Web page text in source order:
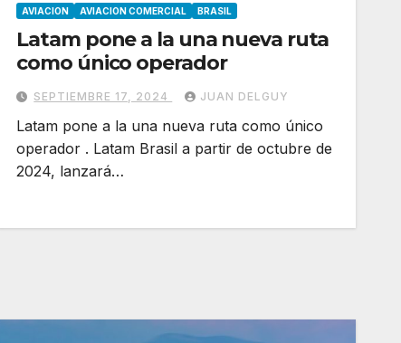
AVIACION AVIACION COMERCIAL BRASIL
Latam pone a la una nueva ruta
como único operador
SEPTIEMBRE 17, 2024 JUAN DELGUY
Latam pone a la una nueva ruta como único
operador . Latam Brasil a partir de octubre de
2024, lanzará…